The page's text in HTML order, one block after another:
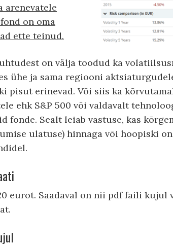
arenevatele
on oma
ette teinud.
on välja toodud ka
ühe ja sama regiooni
pisut erinevad. Või siis ka
ehk S&P 500 või valdavalt
fonde. Sealt leiab vastuse, kas
ulatuse) hinnaga või hoopiski
eurot. Saadaval on nii pdf faili